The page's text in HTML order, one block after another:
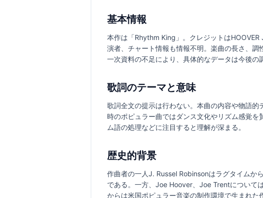
基本情報
本作は「Rhythm King」。クレジットは
演者、チャート情報も情報不明。楽曲の長さ、
一次資料の不足により、具体的なデータは今後の
歌詞のテーマと意味
歌詞全文の提示は行わない。本曲の内容や物語
時のポピュラー曲ではダンス文化やリズム感覚
ム語の処理などに注目すると理解が深まる。
歴史的背景
作曲者の一人J. Russel Robinsonはラグタイムか
である。一方、Joe Hoover、Joe Trentについて
からは米国ポピュラー音楽の制作環境で生まれた